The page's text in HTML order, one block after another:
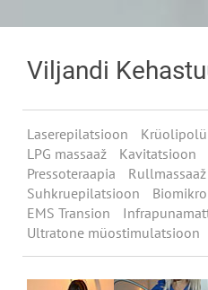
Viljandi
Laserepilatsioon
LPG massaaž
Kavitatsioon
Pressoteraapia
Rullmassaaž
Suhkruepilatsioon
EMS Transion
Ultratone müostimulatsioon